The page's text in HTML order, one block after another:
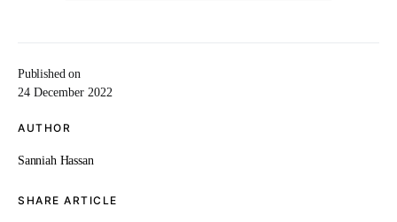
Published on
24 December 2022
AUTHOR
Sanniah Hassan
SHARE ARTICLE